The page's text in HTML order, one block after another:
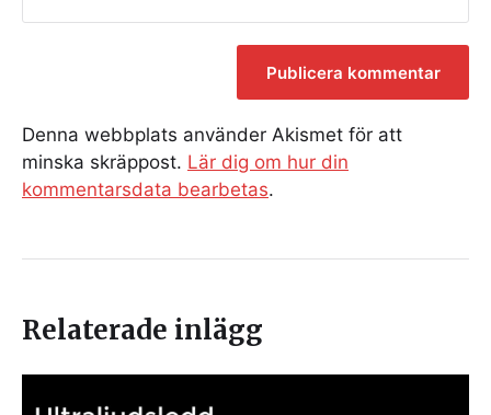
Denna webbplats använder Akismet för att
minska skräppost. Lär dig om hur din
kommentarsdata bearbetas.
Relaterade inlägg